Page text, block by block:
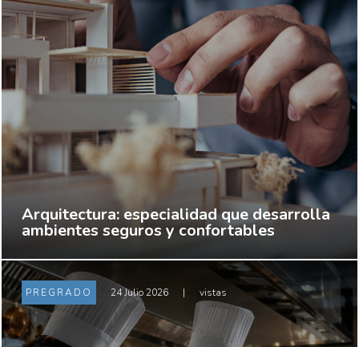
Arquitectura: especialidad que desarrolla
ambientes seguros y confortables
PREGRADO 24 Julio 2026 | vistas